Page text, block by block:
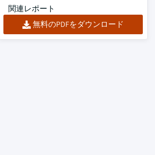
関連レポート
無料のPDFをダウンロード